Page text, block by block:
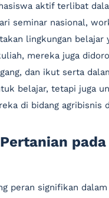
aktif terlibat
seminar nasional,
lingkungan belajar
mereka juga
dan ikut serta
belajar, tetapi juga
di bidang agribisnis
peran signifikan